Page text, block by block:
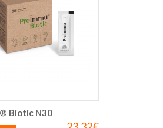
Biotic N30
Īpaša